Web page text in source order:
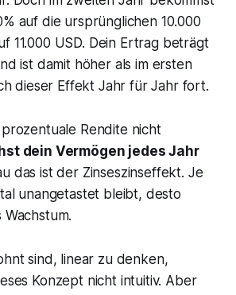
auf die ursprünglichen 10.000
11.000 USD. Dein Ertrag beträgt
ist damit höher als im ersten
dieser Effekt Jahr für Jahr fort.
Rendite nicht
dein Vermögen jedes Jahr
das ist der Zinseszinseffekt. Je
unangetastet bleibt, desto
sind, linear zu denken,
Konzept nicht intuitiv. Aber